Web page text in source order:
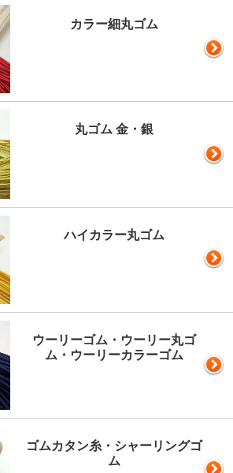
カラー細丸ゴム
丸ゴム 金・銀
ハイカラー丸ゴム
ウーリーゴム・ウーリー丸ゴ
ム・ウーリーカラーゴム
ゴムカタン糸・シャーリングゴ
ム